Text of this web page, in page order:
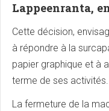
Lappeenranta,
Cette décision,
à répondre à la
papier graphique et à
terme de ses activités.
La fermeture de la